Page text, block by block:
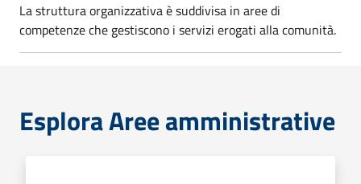
La struttura organizzativa è suddivisa in aree di
competenze che gestiscono i servizi erogati alla comunità.
Esplora Aree amministrative